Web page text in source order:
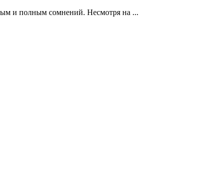
и полным сомнений. Несмотря на ...